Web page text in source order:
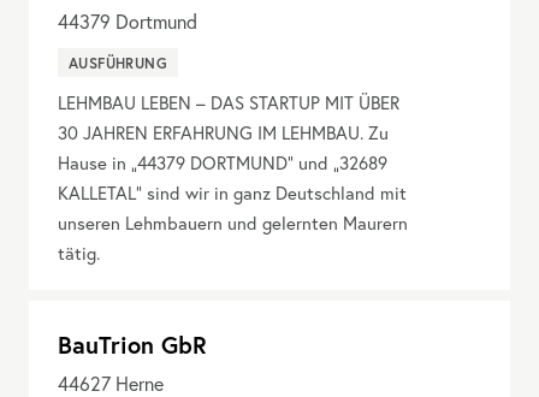
44379 Dortmund
AUSFÜHRUNG
LEHMBAU LEBEN – DAS STARTUP MIT ÜBER
30 JAHREN ERFAHRUNG IM LEHMBAU. Zu
Hause in „44379 DORTMUND“ und „32689
KALLETAL“ sind wir in ganz Deutschland mit
unseren Lehmbauern und gelernten Maurern
tätig.
BauTrion GbR
44627 Herne